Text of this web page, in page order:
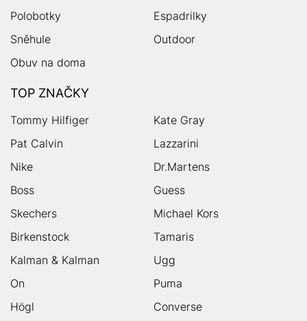
Polobotky
Espadrilky
Sněhule
Outdoor
Obuv na doma
TOP ZNAČKY
Tommy Hilfiger
Kate Gray
Pat Calvin
Lazzarini
Nike
Dr.Martens
Boss
Guess
Skechers
Michael Kors
Birkenstock
Tamaris
Kalman & Kalman
Ugg
On
Puma
Högl
Converse